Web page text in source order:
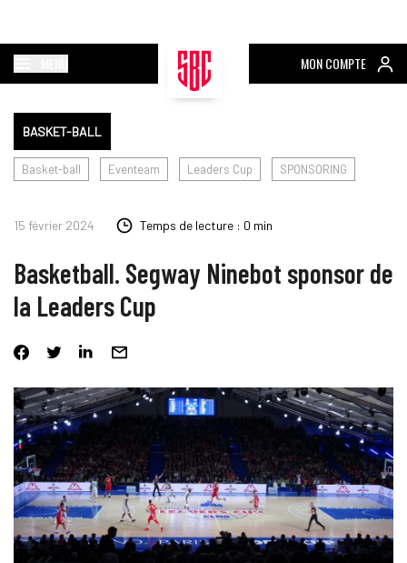
MON COMPTE
BASKET-BALL
Basket-ball Eventeam Leaders Cup SPONSORING
15 février 2024 Temps de lecture : 0 min
Basketball. Segway Ninebot sponsor de
la Leaders Cup